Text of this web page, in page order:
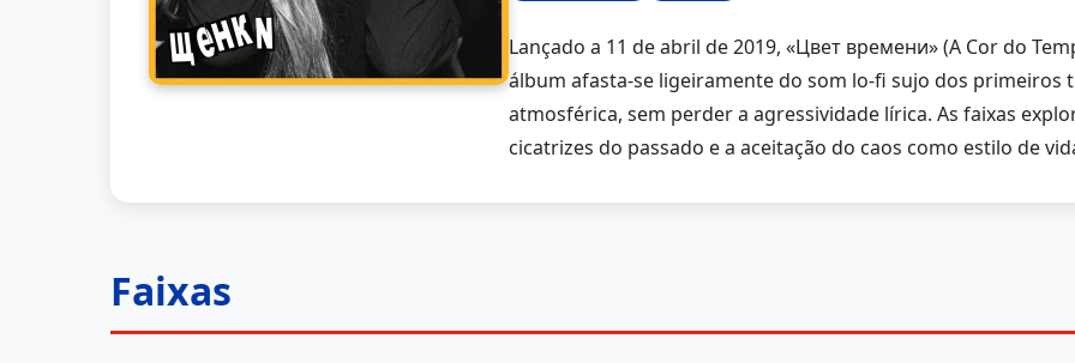
Lançado a 11 de abril de 2019, «Цвет времени» (A Cor do
álbum afasta-se ligeiramente do som lo-fi sujo dos primeiros
atmosférica, sem perder a agressividade lírica. As faixas
cicatrizes do passado e a aceitação do caos como estilo de
Faixas